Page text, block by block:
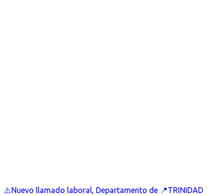
⚠️Nuevo llamado laboral, Departamento de 📍TRINIDAD